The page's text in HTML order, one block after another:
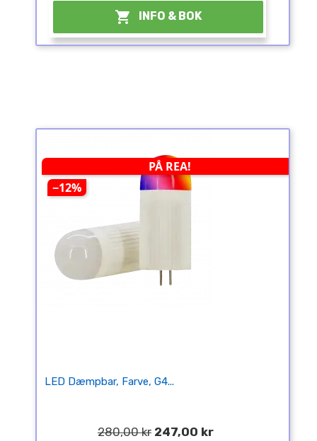
 INFO & BOK
PÅ REA!
−12%
LED Dæmpbar, Farve, G4...
280,00 kr 247,00 kr